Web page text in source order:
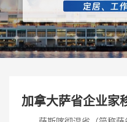
加拿大萨省企业家